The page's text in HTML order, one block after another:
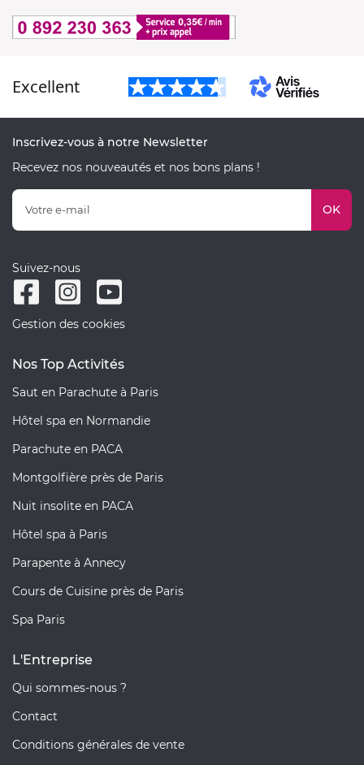
Excellent
Inscrivez-vous à notre Newsletter
Recevez nos nouveautés et nos bons plans !
OK
Suivez-nous
Gestion des cookies
Nos Top Activités
Saut en Parachute à Paris
Hôtel spa en Normandie
Parachute en PACA
Montgolfière près de Paris
Nuit insolite en PACA
Hôtel spa à Paris
Parapente à Annecy
Cours de Cuisine près de Paris
Spa Paris
L'Entreprise
Qui sommes-nous ?
Contact
Conditions générales de vente